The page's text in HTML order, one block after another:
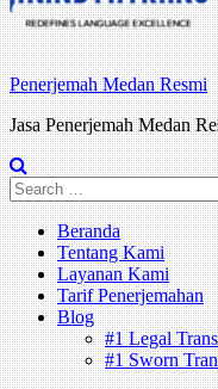
Penerjemah Medan Resmi
Jasa Penerjemah Medan
Search
for:
Beranda
Tentang Kami
Layanan Kami
Tarif Penerjemahan
Blog
#1 Legal
#1 Sworn